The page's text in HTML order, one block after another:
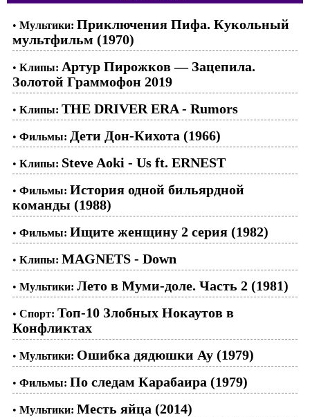
• Мультики: Приключения Пифа. Кукольный
мультфильм (1970)
• Клипы: Артур Пирожков — Зацепила.
Золотой Граммофон 2019
• Клипы: THE DRIVER ERA - Rumors
• Фильмы: Дети Дон-Кихота (1966)
• Клипы: Steve Aoki - Us ft. ERNEST
• Фильмы: История одной бильярдной
команды (1988)
• Фильмы: Ищите женщину 2 серия (1982)
• Клипы: MAGNETS - Down
• Мультики: Лето в Муми-доле. Часть 2 (1981)
• Спорт: Топ-10 Злобных Нокаутов в
Конфликтах
• Мультики: Ошибка дядюшки Ау (1979)
• Фильмы: По следам Карабаира (1979)
• Мультики: Месть яйца (2014)